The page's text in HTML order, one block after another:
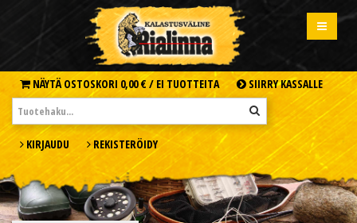
NÄYTÄ OSTOSKORI 0,00 € / EI TUOTTEITA SIIRRY KASSALLE
KIRJAUDU REKISTERÖIDY